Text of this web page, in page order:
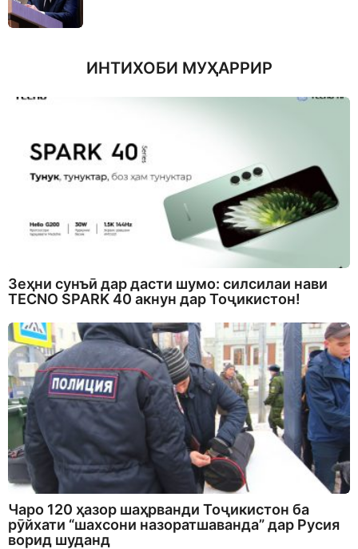
ИНТИХОБИ МУҲАРРИР
Зеҳни сунъӣ дар дасти шумо: силсилаи нави
TECNO SPARK 40 акнун дар Тоҷикистон!
Чаро 120 ҳазор шаҳрванди Тоҷикистон ба
рӯйхати “шахсони назоратшаванда” дар Русия
ворид шуданд